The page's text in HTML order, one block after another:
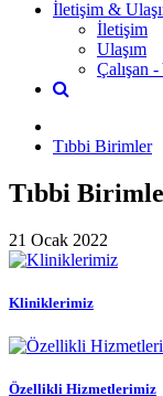
İletişim &
İletişim
Ulaşım
Çalışan
Tıbbi Birimler
Tıbbi
21 Ocak 2022
Kliniklerimiz
Özellikli Hizmetlerimiz